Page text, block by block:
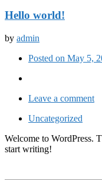
Hello world!
by admin
Posted on May 5,
Leave a comment
Uncategorized
Welcome to WordPress.
start writing!